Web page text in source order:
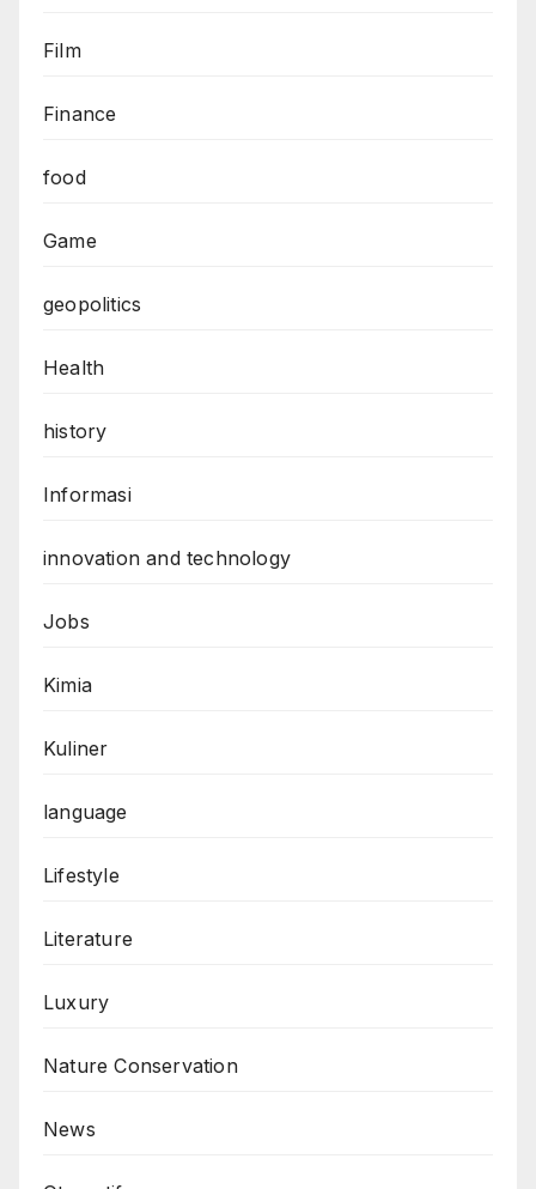
Film
Finance
food
Game
geopolitics
Health
history
Informasi
innovation and technology
Jobs
Kimia
Kuliner
language
Lifestyle
Literature
Luxury
Nature Conservation
News